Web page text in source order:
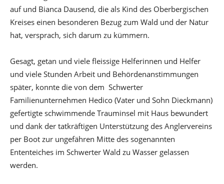
auf und Bianca Dausend, die als Kind des Oberbergischen
Kreises einen besonderen Bezug zum Wald und der Natur
hat, versprach, sich darum zu kümmern.
Gesagt, getan und viele fleissige Helferinnen und Helfer
und viele Stunden Arbeit und Behördenanstimmungen
später, konnte die von dem Schwerter
Familienunternehmen Hedico (Vater und Sohn Dieckmann)
gefertigte schwimmende Trauminsel mit Haus bewundert
und dank der tatkräftigen Unterstützung des Anglervereins
per Boot zur ungefähren Mitte des sogenannten
Ententeiches im Schwerter Wald zu Wasser gelassen
werden.